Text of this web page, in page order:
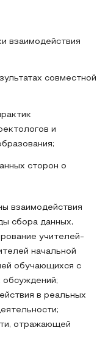
взаимодействия
совместной
и
сторон о
взаимодействия
сбора данных,
учителей-
начальной
обучающихся с
в реальных
отражающей